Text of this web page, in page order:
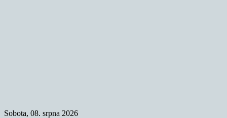
Sobota, 08. srpna 2026